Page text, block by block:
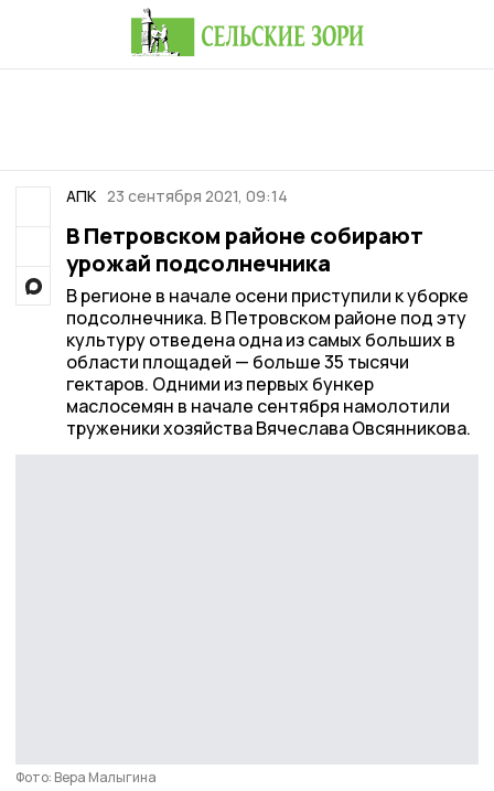
АПК 23 сентября 2021, 09:14
В Петровском районе собирают
урожай подсолнечника
В регионе в начале осени приступили к уборке
подсолнечника. В Петровском районе под эту
культуру отведена одна из самых больших в
области площадей — больше 35 тысячи
гектаров. Одними из первых бункер
маслосемян в начале сентября намолотили
труженики хозяйства Вячеслава Овсянникова.
Фото: Вера Малыгина